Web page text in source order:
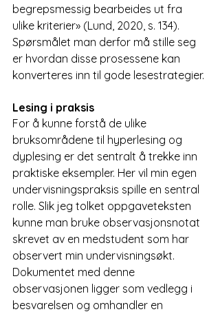
begrepsmessig bearbeides ut fra
ulike kriterier» (Lund, 2020, s. 134).
Spørsmålet man derfor må stille seg
er hvordan disse prosessene kan
konverteres inn til gode lesestrategier.
Lesing i praksis
For å kunne forstå de ulike
bruksområdene til hyperlesing og
dyplesing er det sentralt å trekke inn
praktiske eksempler. Her vil min egen
undervisningspraksis spille en sentral
rolle. Slik jeg tolket oppgaveteksten
kunne man bruke observasjonsnotat
skrevet av en medstudent som har
observert min undervisningsøkt.
Dokumentet med denne
observasjonen ligger som vedlegg i
besvarelsen og omhandler en